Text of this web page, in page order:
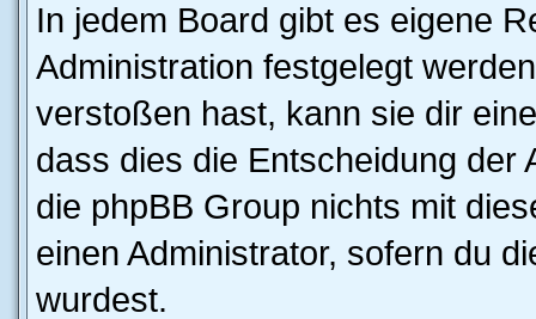
In jedem Board gibt es eigene
Administration festgelegt
verstoßen hast, kann sie dir
dass dies die Entscheidung der
die phpBB Group nichts mit
einen Administrator, sofern du
wurdest.